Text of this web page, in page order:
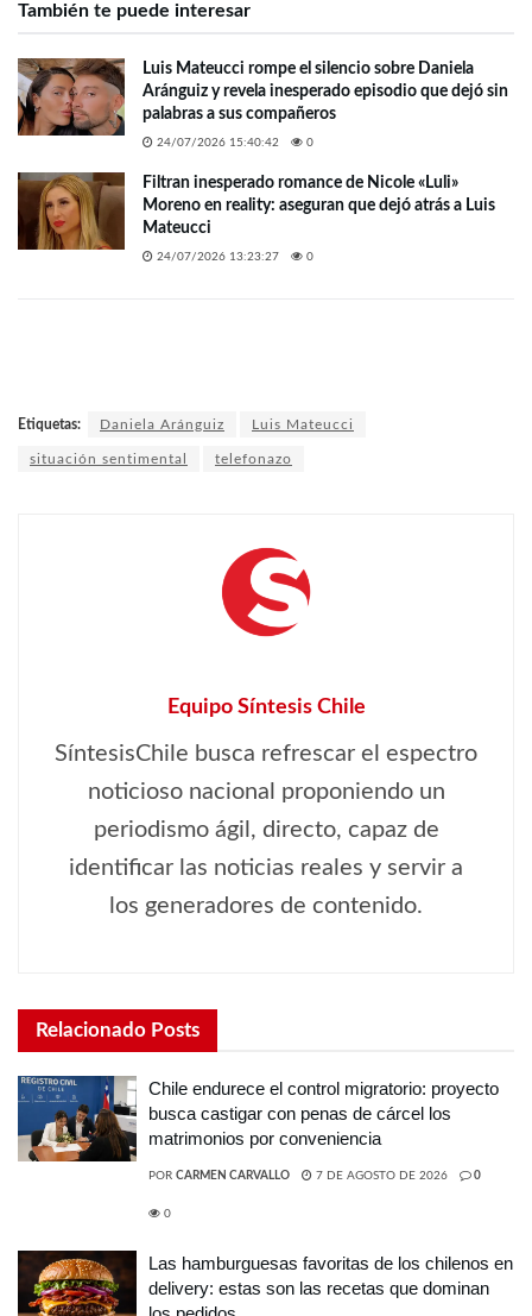
También te puede interesar
Luis Mateucci rompe el silencio sobre Daniela
Aránguiz y revela inesperado episodio que dejó sin
palabras a sus compañeros
24/07/2026 15:40:42 0
Filtran inesperado romance de Nicole «Luli»
Moreno en reality: aseguran que dejó atrás a Luis
Mateucci
24/07/2026 13:23:27 0
Etiquetas: Daniela Aránguiz Luis Mateucci
situación sentimental telefonazo
Equipo Síntesis Chile
SíntesisChile busca refrescar el espectro
noticioso nacional proponiendo un
periodismo ágil, directo, capaz de
identificar las noticias reales y servir a
los generadores de contenido.
Relacionado Posts
Chile endurece el control migratorio: proyecto
busca castigar con penas de cárcel los
matrimonios por conveniencia
POR CARMEN CARVALLO 7 DE AGOSTO DE 2026 0
0
Las hamburguesas favoritas de los chilenos en
delivery: estas son las recetas que dominan